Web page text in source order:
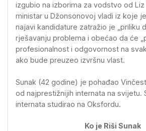
izgubio na izborima za vodstvo od Liz
ministar u Džonsonovoj vladi iz koje
najavi kandidature zatražio je „priliku
rješavanju problema i obećao da će
profesionalnost i odgovornost na
ako bude preuzeo izvršnu vlast.
Sunak (42 godine) je pohađao
od najprestižnijih internata na svijetu.
internata studirao na Oksfordu.
Ko je Riši Sunak